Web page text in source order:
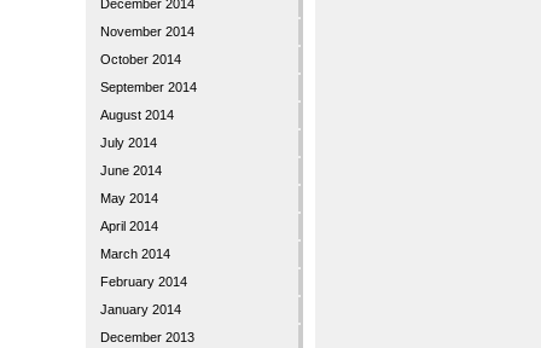
December 2014
November 2014
October 2014
September 2014
August 2014
July 2014
June 2014
May 2014
April 2014
March 2014
February 2014
January 2014
December 2013